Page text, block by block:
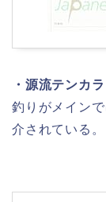
・源流テンカラ
釣りがメイン
介されている。